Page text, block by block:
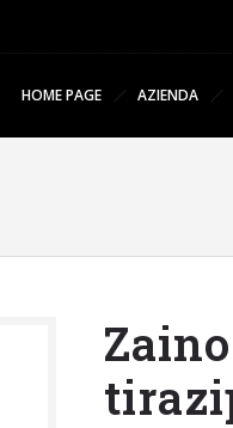
HOME PAGE AZIENDA